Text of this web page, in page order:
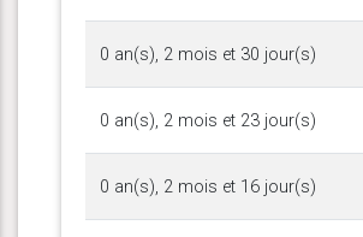
0 an(s), 2 mois et 30 jour(s)
0 an(s), 2 mois et 23 jour(s)
0 an(s), 2 mois et 16 jour(s)